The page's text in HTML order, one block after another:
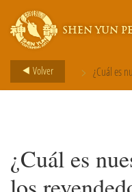
SHEN YUN
Volver > ¿Cuál es
¿Cuál es